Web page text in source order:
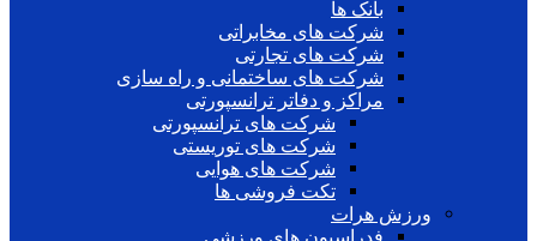
بانک ها
شرکت های مخابراتی
شرکت های تجارتی
شرکت های ساختمانی و راه سازی
مراکز و دفاتر ترانسپورتی
شرکت های ترانسپورتی
شرکت های توریستی
شرکت های هوایی
تکت فروشی ها
ورزش هرات